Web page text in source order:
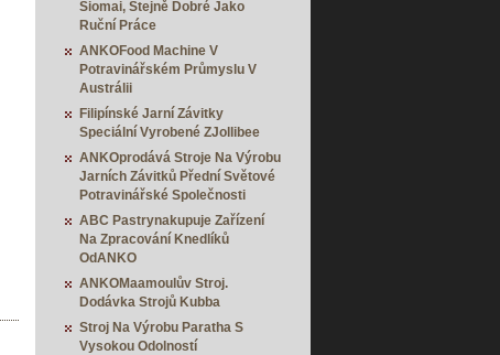
Siomai, Stejně Dobré Jako
Ruční Práce
ANKOFood Machine V
Potravinářském Průmyslu V
Austrálii
Filipínské Jarní Závitky
Speciální Vyrobené ZJollibee
ANKOprodává Stroje Na Výrobu
Jarních Závitků Přední Světové
Potravinářské Společnosti
ABC Pastrynakupuje Zařízení
Na Zpracování Knedlíků
OdANKO
ANKOMaamoulův Stroj.
Dodávka Strojů Kubba
Stroj Na Výrobu Paratha S
Vysokou Odolností